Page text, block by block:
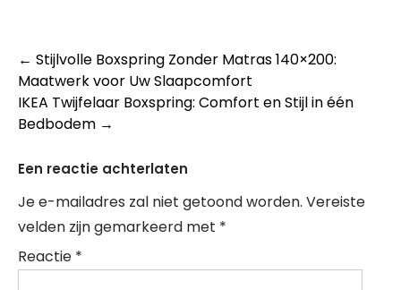
Berichtnavigatie
← Stijlvolle Boxspring Zonder Matras 140×200:
Maatwerk voor Uw Slaapcomfort
IKEA Twijfelaar Boxspring: Comfort en Stijl in één
Bedbodem →
Een reactie achterlaten
Je e-mailadres zal niet getoond worden. Vereiste
velden zijn gemarkeerd met *
Reactie *